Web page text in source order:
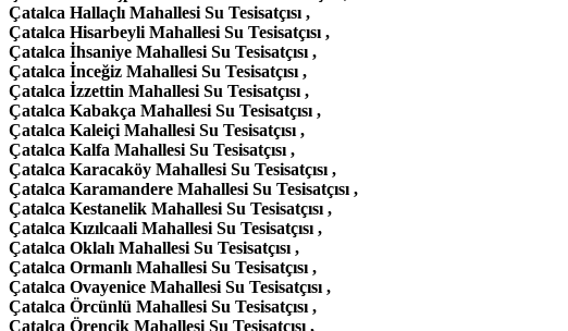
Çatalca Hallaçlı Mahallesi Su Tesisatçısı ,
Çatalca Hisarbeyli Mahallesi Su Tesisatçısı ,
Çatalca İhsaniye Mahallesi Su Tesisatçısı ,
Çatalca İnceğiz Mahallesi Su Tesisatçısı ,
Çatalca İzzettin Mahallesi Su Tesisatçısı ,
Çatalca Kabakça Mahallesi Su Tesisatçısı ,
Çatalca Kaleiçi Mahallesi Su Tesisatçısı ,
Çatalca Kalfa Mahallesi Su Tesisatçısı ,
Çatalca Karacaköy Mahallesi Su Tesisatçısı ,
Çatalca Karamandere Mahallesi Su Tesisatçısı ,
Çatalca Kestanelik Mahallesi Su Tesisatçısı ,
Çatalca Kızılcaali Mahallesi Su Tesisatçısı ,
Çatalca Oklalı Mahallesi Su Tesisatçısı ,
Çatalca Ormanlı Mahallesi Su Tesisatçısı ,
Çatalca Ovayenice Mahallesi Su Tesisatçısı ,
Çatalca Örcünlü Mahallesi Su Tesisatçısı ,
Çatalca Örencik Mahallesi Su Tesisatçısı ,